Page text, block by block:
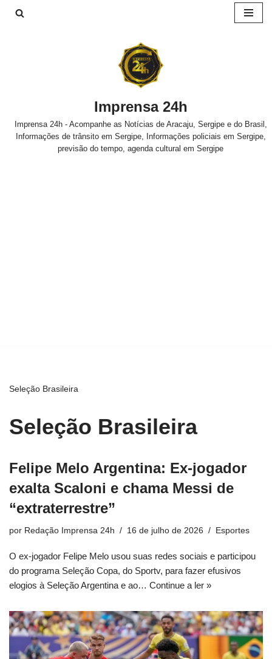
Imprensa 24h
Imprensa 24h - Acompanhe as Notícias de Aracaju, Sergipe e do Brasil,
Informações de trânsito em Sergipe, Informações policiais em Sergipe,
previsão do tempo, agenda cultural em Sergipe
Seleção Brasileira
Seleção Brasileira
Felipe Melo Argentina: Ex-jogador
exalta Scaloni e chama Messi de
“extraterrestre”
por Redação Imprensa 24h 16 de julho de 2026 Esportes
O ex-jogador Felipe Melo usou suas redes sociais e participou
do programa Seleção Copa, do Sportv, para fazer efusivos
elogios à Seleção Argentina e ao… Continue a ler »